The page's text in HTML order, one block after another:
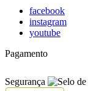
facebook
instagram
youtube
Pagamento
Segurança